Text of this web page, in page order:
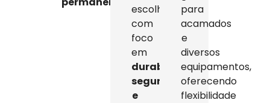
escolhido
com
foco
em
durabilidade,
segurança
e
para
acamados
e
diversos
equipamentos,
oferecendo
flexibilidade